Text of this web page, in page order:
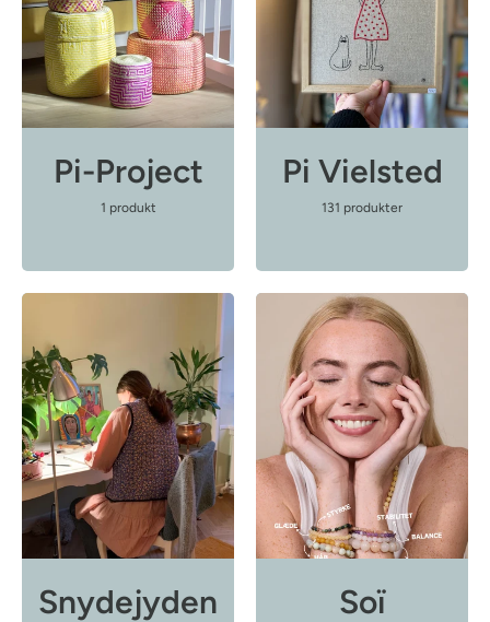
Pi-Project
1 produkt
Pi Vielsted
131 produkter
Snydejyden Soï